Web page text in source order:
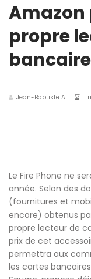
Amazon
propre
Jean-Baptiste A. 1
Le Fire Phone ne
année. Selon des
(fournitures et
encore) obtenus
propre lecteur de
prix de cet
permettra aux
les cartes